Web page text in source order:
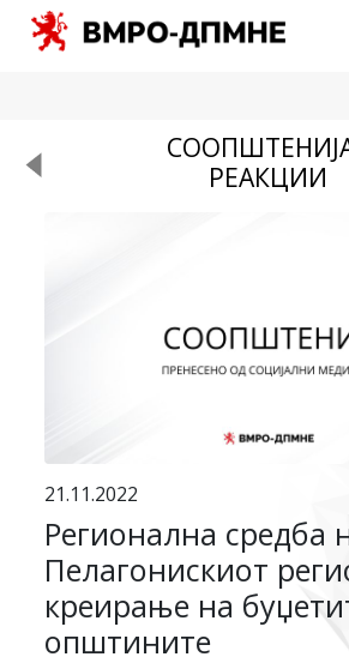
РЕАКЦИИ
21.11.2022
Регионална средба
Пелагонискиот
креирање на
општините